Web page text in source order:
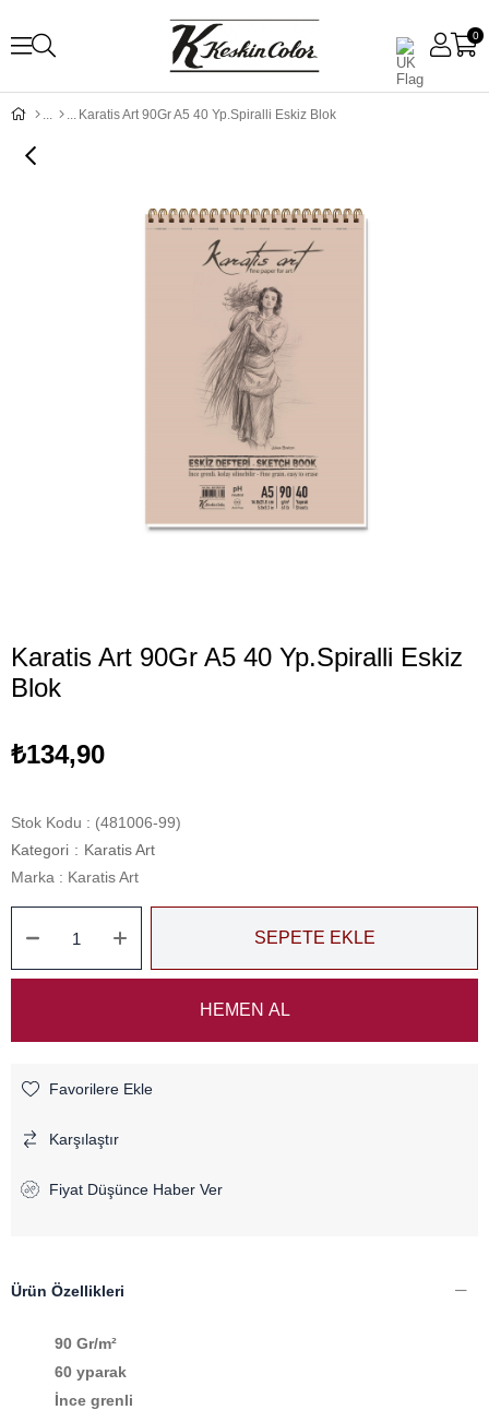
0
Karatis Art 90Gr A5 40 Yp.Spiralli Eskiz Blok
Karatis Art 90Gr A5 40 Yp.Spiralli Eskiz
Blok
₺134,90
Stok Kodu
(481006-99)
Kategori : Karatis Art
Marka : Karatis Art
Favorilere Ekle
Karşılaştır
Fiyat Düşünce Haber Ver
Ürün Özellikleri
90 Gr/m²
60 yparak
İnce grenli